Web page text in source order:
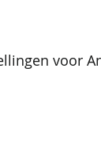
voor